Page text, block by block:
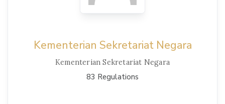
Kementerian Sekretariat Negara
Kementerian Sekretariat Negara
83 Regulations